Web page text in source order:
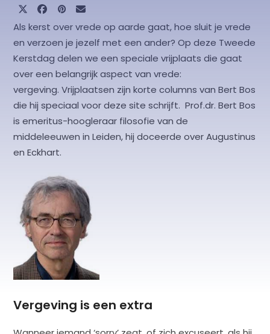
Als kerst over vrede op aarde gaat, hoe sluit je vrede
en verzoen je jezelf met een ander? Op deze Tweede
Kerstdag delen we een speciale vrijplaats die gaat
over een belangrijk aspect van vrede:
vergeving. Vrijplaatsen zijn korte columns van Bert Bos
die hij speciaal voor deze site schrijft. Prof.dr. Bert Bos
is emeritus-hoogleraar filosofie van de
middeleeuwen in Leiden, hij doceerde over Augustinus
en Eckhart.
Vergeving is een extra